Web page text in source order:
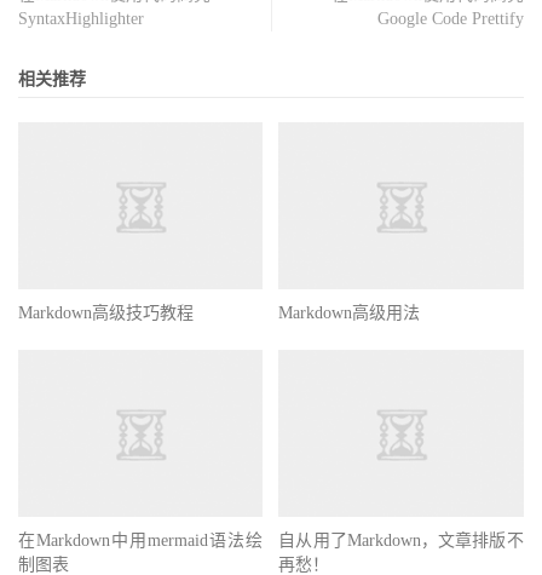
SyntaxHighlighter
Google Code Prettify
相关推荐
Markdown高级技巧教程 Markdown高级用法
在Markdown中用mermaid语法绘
制图表
自从用了Markdown，文章排版不
再愁！